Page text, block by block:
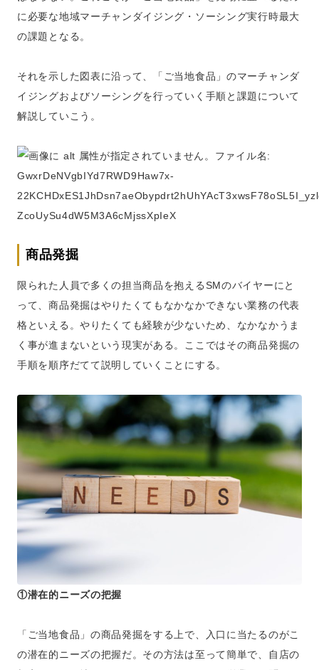
に必要な地域マーチャンダイジング・ソーシング実行時最大
の課題となる。
それを示した図表に沿って、「ご当地食品」のマーチャンダ
イジングおよびソーシングを行っていく手順と課題について
解説していこう。
商品発掘
限られた人員で多くの担当商品を抱えるSMのバイヤーにと
って、商品発掘はやりたくてもなかなかできない業務の代表
格といえる。やりたくても経験が少ないため、なかなかうま
く事が進まないという現実がある。ここではその商品発掘の
手順を順序だてて説明していくことにする。
①潜在的ニーズの把握
「ご当地食品」の商品発掘をする上で、入口に当たるのがこ
の潜在的ニーズの把握だ。その方法は至って簡単で、自店の